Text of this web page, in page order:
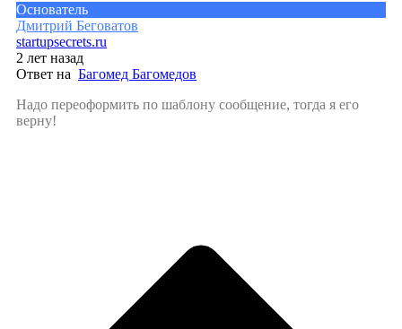
Основатель
Дмитрий Беговатов
startupsecrets.ru
2 лет назад
Ответ на Багомед Багомедов
Надо переоформить по шаблону сообщение, тогда я его
верну!